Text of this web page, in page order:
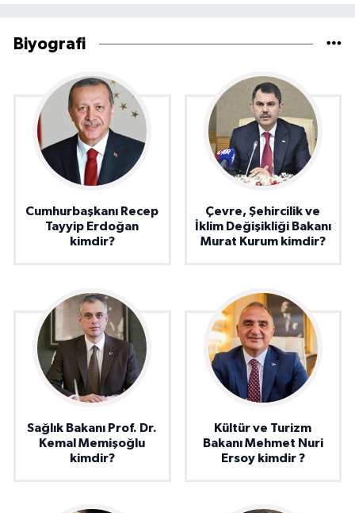
Biyografi
Cumhurbaşkanı Recep
Tayyip Erdoğan
kimdir?
Çevre, Şehircilik ve
İklim Değişikliği Bakanı
Murat Kurum kimdir?
Sağlık Bakanı Prof. Dr.
Kemal Memişoğlu
kimdir?
Kültür ve Turizm
Bakanı Mehmet Nuri
Ersoy kimdir ?